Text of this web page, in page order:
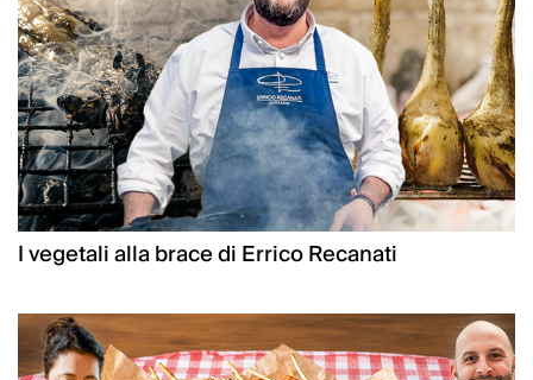
I vegetali alla brace di Errico Recanati